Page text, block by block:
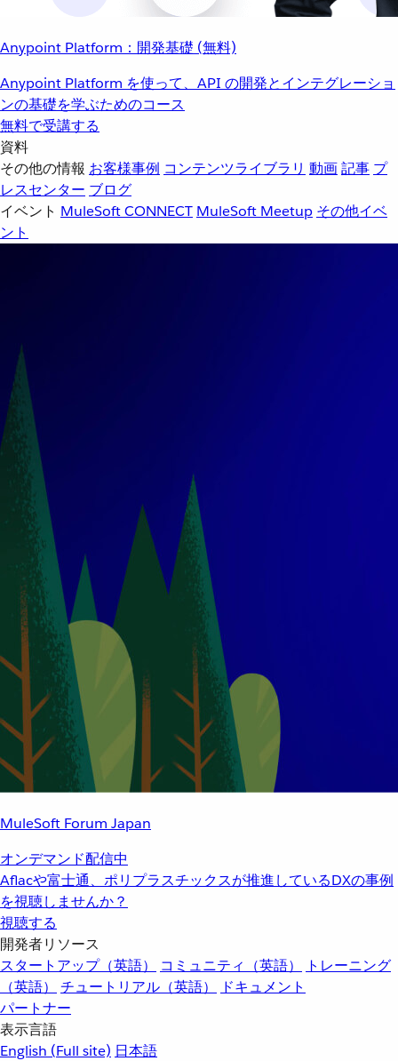
Anypoint Platform：開発基礎 (無料)
Anypoint Platform を使って、API の開発とインテグレーショ
ンの基礎を学ぶためのコース
無料で受講する
資料
その他の情報 お客様事例 コンテンツライブラリ 動画記事 プ
レスセンター ブログ
イベント MuleSoft CONNECT MuleSoft Meetup その他イベ
ント
MuleSoft Forum Japan
オンデマンド配信中
Aflacや富士通、ポリプラスチックスが推進しているDXの事例
を視聴しませんか？
視聴する
開発者リソース
スタートアップ（英語）
コミュニティ（英語）
トレーニング
（英語）
チュートリアル（英語）
ドキュメント
パートナー
表示言語
English (Full site) 日本語